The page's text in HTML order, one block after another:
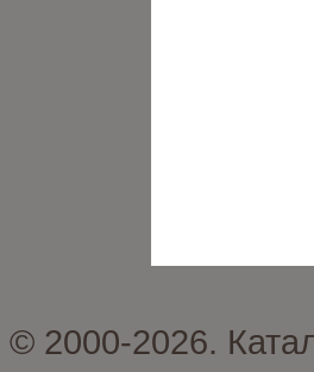
2000-2026.